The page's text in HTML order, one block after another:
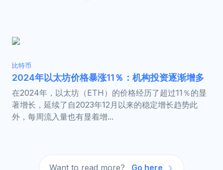
比特币
2024年以太坊价格暴涨11％：机构投资逐渐增多
在2024年，以太坊（ETH）的价格经历了超过11％的显
著增长，延续了自2023年12月以来的稳定增长趋势此
外，每周流入量也有显着增...
Want to read more? Go here